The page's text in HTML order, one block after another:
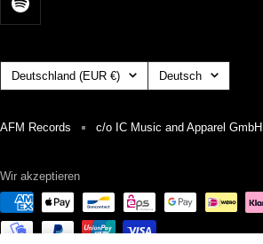
Land/Region Deutschland (EUR €) Sprache
Deutsch
AFM Records c/o IC Music and Apparel GmbH
Wir akzeptieren